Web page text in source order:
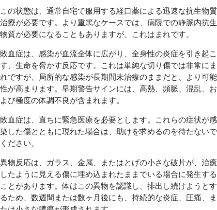
この状態は、通常自宅で服用する経口薬による迅速な抗生物質
治療が必要です。より重篤なケースでは、病院での静脈内抗生
物質が必要になることもありますが、これはまれです。
敗血症は、感染が血流全体に広がり、全身性の炎症を引き起こ
す、生命を脅かす反応です。これは単純な切り傷では非常にま
れですが、局所的な感染が長期間未治療のままだと、より可能
性が高まります。早期警告サインには、高熱、頻脈、混乱、お
よび極度の体調不良が含まれます。
敗血症は、直ちに緊急医療を必要とします。これらの症状が感
染した傷とともに現れた場合は、助けを求めるのを待たないで
ください。
異物反応は、ガラス、金属、またはとげの小さな破片が、治癒
したように見える傷に埋め込まれたままでいる場合に発生する
ことがあります。体はこの異物を認識し、排出し続けようとす
るため、数週間または数ヶ月後にも、持続的な炎症、圧痛、ま